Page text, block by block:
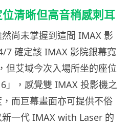
清晰但高音稍感刺耳
尚未掌握到這間 IMAX 影
7 確定該 IMAX 影院銀幕寬
但艾域今次入場所坐的座位
」，感覺雙 IMAX 投影機之
而巨幕畫面亦可提供不俗
一代 IMAX with Laser 的